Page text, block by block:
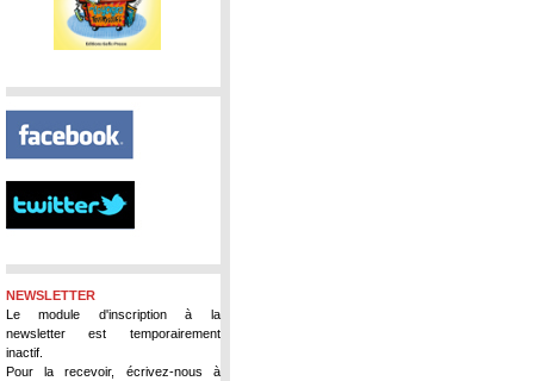
NEWSLETTER
Le module d'inscription à la
newsletter est temporairement
inactif.
Pour la recevoir, écrivez-nous à